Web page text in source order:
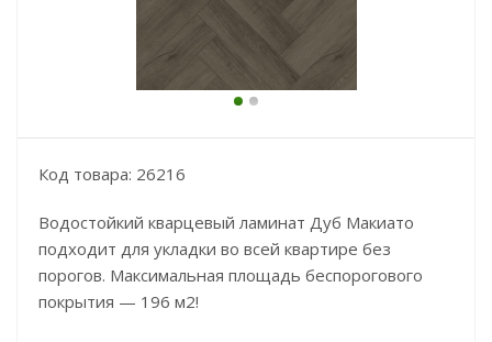
Код товара: 26216
Водостойкий кварцевый ламинат Дуб Макиато
подходит для укладки во всей квартире без
порогов. Максимальная площадь беспорогового
покрытия — 196 м2!